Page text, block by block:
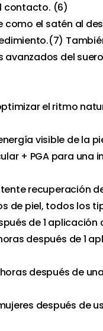
contacto. (6)
como el satén al
avanzados del
el ritmo
visible de la
+ PGA para una
recuperación
de piel, todos los
de 1
después de 1
después de
después de